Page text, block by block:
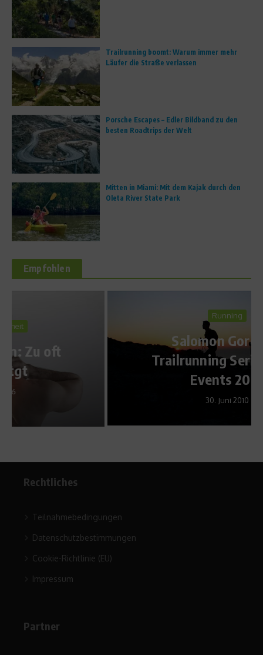
Trailrunning boomt: Warum immer mehr
Läufer die Straße verlassen
Porsche Escapes – Edler Bildband zu den
besten Roadtrips der Welt
Mitten in Miami: Mit dem Kajak durch den
Oleta River State Park
Empfohlen
Salomon Gore Tex
Trailrunning Series – Alle
Rechtliches
Teilnahmebedingungen
Datenschutzbestimmungen
Cookie-Richtlinie (EU)
Impressum
Partner